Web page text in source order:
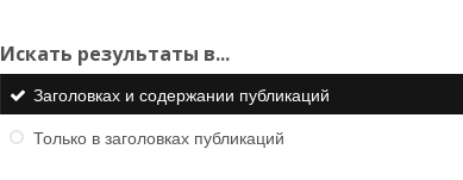
Искать результаты в...
Заголовках и содержании публикаций
Только в заголовках публикаций